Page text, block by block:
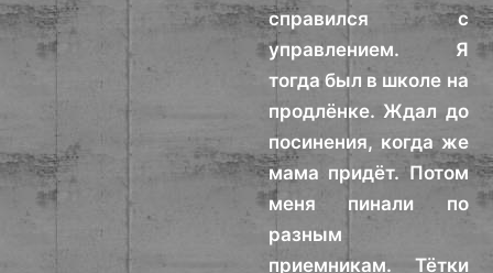
справился с
управлением. Я
тогда был в школе на
продлёнке. Ждал до
посинения, когда же
мама придёт. Потом
меня пинали по
разным
приемникам. Тётки